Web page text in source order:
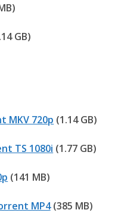
GB)
MKV 720p (1.14 GB)
TS 1080i (1.77 GB)
(141 MB)
MP4 (385 MB)